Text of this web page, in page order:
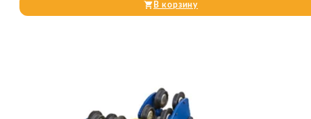
В корзину